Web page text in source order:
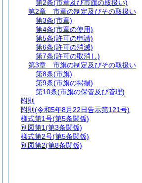
第2条(市章及び市旗の取扱い)
第2章
市章の制定及びその取扱い
第3条(市章)
第4条(市章の使用)
第5条(許可の申請)
第6条(許可の消滅)
第7条(許可の取消し)
第3章
市旗の制定及びその取扱い
第8条(市旗)
第9条(市旗の掲揚)
第10条(市旗の保管及び管理)
附則
附則 (令和5年8月22日告示第121号)
様式第1号(第5条関係)
別図第1(第3条関係)
様式第2号(第5条関係)
別図第2(第8条関係)